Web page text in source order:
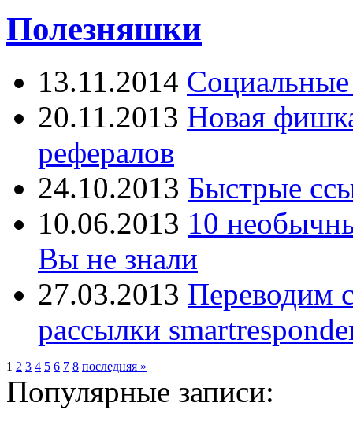
Полезняшки
13.11.2014 Социальные
20.11.2013 Новая
рефералов
24.10.2013 Быстрые
10.06.2013 10
Вы не знали
27.03.2013 Переводим
рассылки
1 2 3 4 5 6 7 8 последняя »
Популярные записи: